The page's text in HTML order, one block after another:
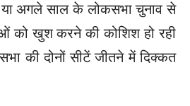
या अगले साल के लोकसभा चुनाव से
को खुश करने की कोशिश हो रही
की दोनों सीटें जीतने में दिक्कत